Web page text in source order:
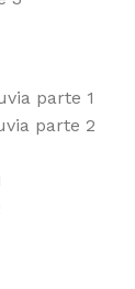
parte 1
parte 2